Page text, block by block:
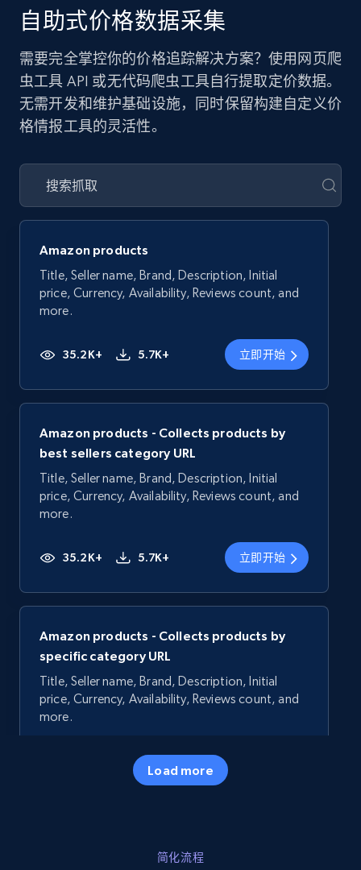
自助式价格数据采集
需要完全掌控你的价格追踪解决方案？使用网页爬
虫工具 API 或无代码爬虫工具自行提取定价数据。
无需开发和维护基础设施，同时保留构建自定义价
格情报工具的灵活性。
Amazon products
Title, Seller name, Brand, Description, Initial
price, Currency, Availability, Reviews count, and
more.
35.2K+ 5.7K+ 立即开始
Amazon products - Collects products by
best sellers category URL
Title, Seller name, Brand, Description, Initial
price, Currency, Availability, Reviews count, and
more.
35.2K+ 5.7K+ 立即开始
Amazon products - Collects products by
specific category URL
Title, Seller name, Brand, Description, Initial
price, Currency, Availability, Reviews count, and
more.
5.7K+
Load more
简化流程